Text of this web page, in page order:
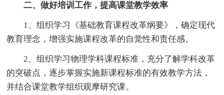
二、做好培训工作，提高课堂教学效率
1、组织学习《基础教育课程改革纲要》，确定现代
教育理念，增强实施课程改革的自觉性和责任感。
2、组织学习物理学科课程标准，充分了解学科改革
的突破点，逐步掌握实施新课程标准的有效教学方法，
并结合课堂教学组织观摩研究课。